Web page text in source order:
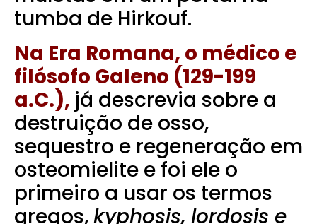
tumba de Hirkouf.
Na Era Romana, o médico e
filósofo Galeno (129-199
a.C.), já descrevia sobre a
destruição de osso,
sequestro e regeneração em
osteomielite e foi ele o
primeiro a usar os termos
gregos,kyphosis, lordosis e